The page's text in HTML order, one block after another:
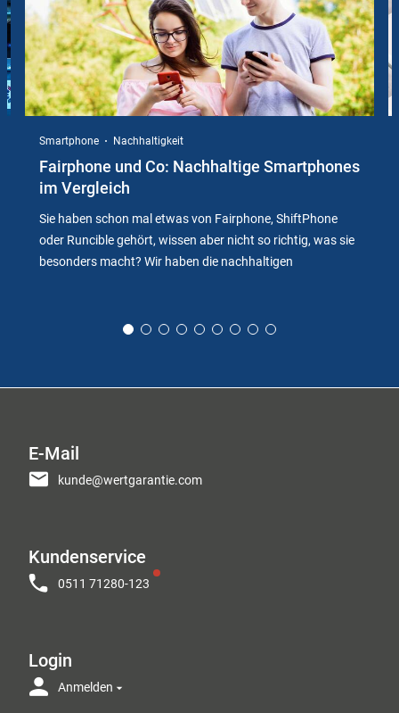
Smartphone Nachhaltigkeit
Fairphone und Co: Nachhaltige Smartphones
im Vergleich
Sie haben schon mal etwas von Fairphone, ShiftPhone
oder Runcible gehört, wissen aber nicht so richtig, was sie
besonders macht? Wir haben die nachhaltigen
E-Mail
kunde@wertgarantie.com
Kundenservice
0511 71280-123
Login
Anmelden